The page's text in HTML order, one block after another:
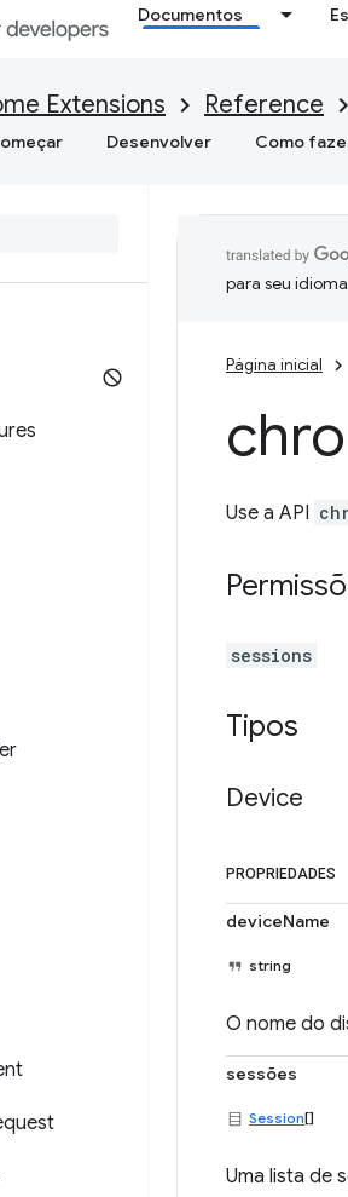
Documentos
Extensions Reference
Desenvolver Como
para seu
Página inicial
Use a API
sessions
Tipos
Device
PROPRIEDADES
deviceName
string
O nome do
sessões
Session[]
Uma lista de